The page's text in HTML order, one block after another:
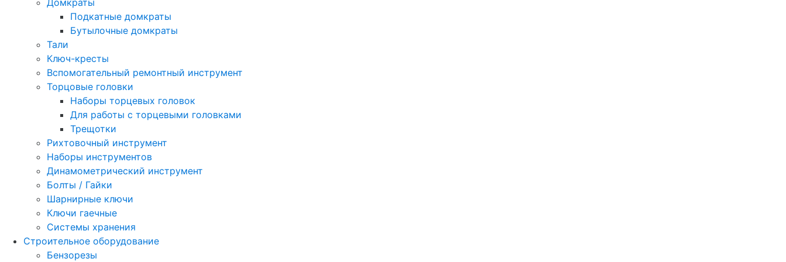
Домкраты
Подкатные домкраты
Бутылочные домкраты
Тали
Ключ-кресты
Вспомогательный ремонтный инструмент
Торцовые головки
Наборы торцевых головок
Для работы с торцевыми головками
Трещотки
Рихтовочный инструмент
Наборы инструментов
Динамометрический инструмент
Болты / Гайки
Шарнирные ключи
Ключи гаечные
Системы хранения
Строительное оборудование
Бензорезы